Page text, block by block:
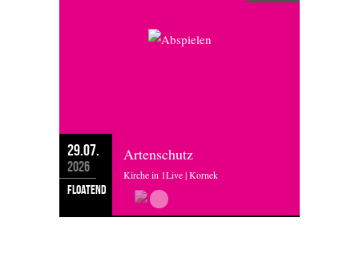
29.07.
2026
floatend
Artenschutz
Kirche in 1Live | Kornek